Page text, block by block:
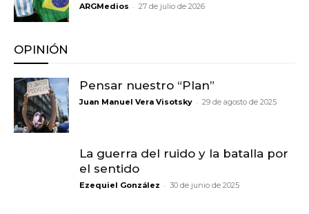
ARGMedios - 27 de julio de 2026
OPINIÓN
Pensar nuestro “Plan”
Juan Manuel Vera Visotsky - 29 de agosto de 2025
La guerra del ruido y la batalla por
el sentido
Ezequiel González - 30 de junio de 2025